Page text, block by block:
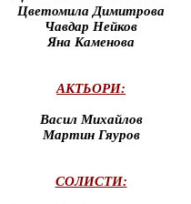
Цветомила Димитрова
Чавдар Нейков
Яна Каменова
АКТЬОРИ:
Васил Михайлов
Мартин Гяуров
СОЛИСТИ: